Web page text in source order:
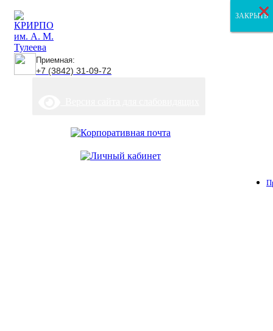
Приемная:
+7 (3842) 31-09-72
ЗАКРЫТЬ
ЗАКРЫТЬ
ЗАКРЫТЬ
×
×
×